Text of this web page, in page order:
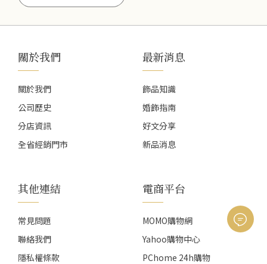
關於我們
關於我們
公司歷史
分店資訊
全省經銷門市
最新消息
飾品知識
婚飾指南
好文分享
新品消息
其他連結
常見問題
聯絡我們
隱私權條款
電商平台
MOMO購物網
Yahoo購物中心
PChome 24h購物